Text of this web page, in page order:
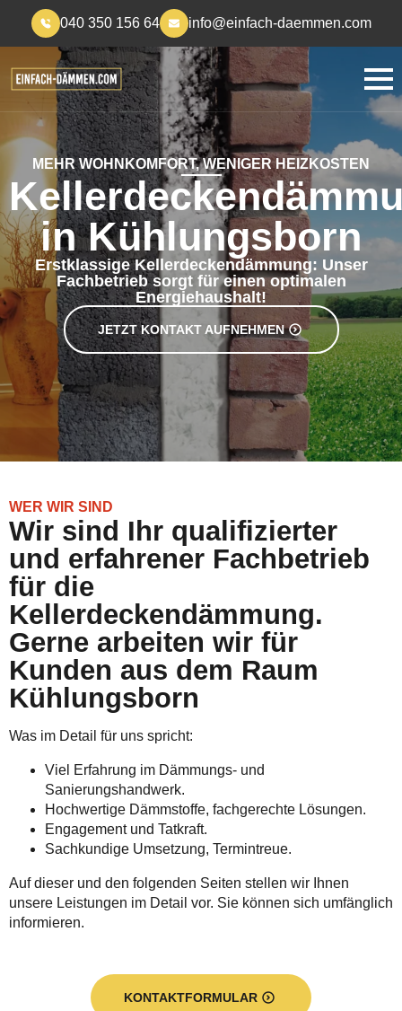
040 350 156 64 info@einfach-daemmen.com
MEHR WOHNKOMFORT, WENIGER HEIZKOSTEN
in Kühlungsborn
Erstklassige Kellerdeckendämmung: Unser
Fachbetrieb sorgt für einen optimalen
Energiehaushalt!
JETZT KONTAKT AUFNEHMEN
WER WIR SIND
Wir sind Ihr qualifizierter
und erfahrener Fachbetrieb
für die
Kellerdeckendämmung.
Gerne arbeiten wir für
Kunden aus dem Raum
Kühlungsborn
Was im Detail für uns spricht:
Viel Erfahrung im Dämmungs- und
Sanierungshandwerk.
Hochwertige Dämmstoffe, fachgerechte Lösungen.
Engagement und Tatkraft.
Sachkundige Umsetzung, Termintreue.
Auf dieser und den folgenden Seiten stellen wir Ihnen
unsere Leistungen im Detail vor. Sie können sich umfänglich
informieren.
KONTAKTFORMULAR